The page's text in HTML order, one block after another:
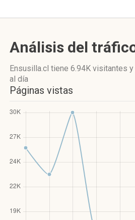
Análisis del
Ensusilla.cl tiene 6.94K visitantes y
al día
Páginas vistas